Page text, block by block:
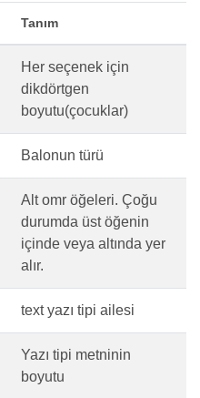
Tanım
Her seçenek için
dikdörtgen
boyutu(çocuklar)
Balonun türü
Alt omr öğeleri. Çoğu
durumda üst öğenin
içinde veya altında yer
alır.
text yazı tipi ailesi
Yazı tipi metninin
boyutu